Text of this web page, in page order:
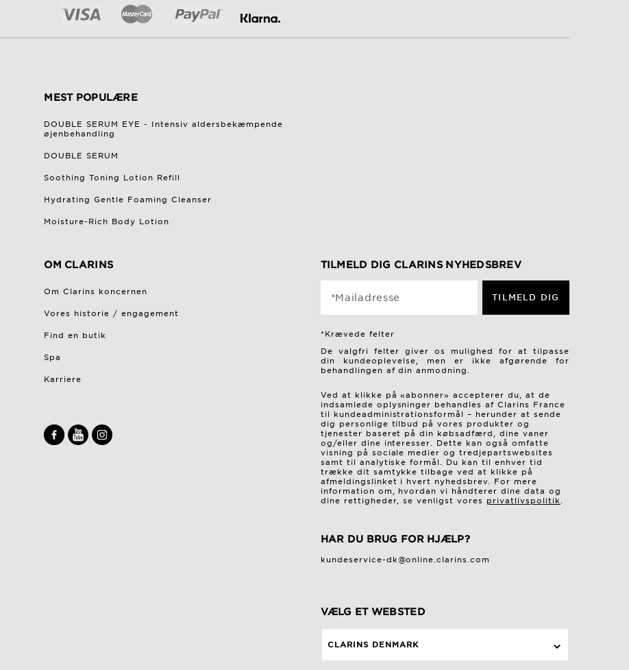
MEST POPULÆRE
DOUBLE SERUM EYE - Intensiv aldersbekæmpende
øjenbehandling
DOUBLE SERUM
Soothing Toning Lotion Refill
Hydrating Gentle Foaming Cleanser
Moisture-Rich Body Lotion
OM CLARINS
Om Clarins koncernen
Vores historie / engagement
Find en butik
Spa
Karriere
TILMELD DIG CLARINS NYHEDSBREV
*Mailadresse TILMELD DIG
*Krævede felter
De valgfri felter giver os mulighed for at tilpasse
din kundeoplevelse, men er ikke afgørende for
behandlingen af ​​din anmodning.
Ved at klikke på «abonner» accepterer du, at de
indsamlede oplysninger behandles af Clarins France
til kundeadministrationsformål – herunder at sende
dig personlige tilbud på vores produkter og
tjenester baseret på din købsadfærd, dine vaner
og/eller dine interesser. Dette kan også omfatte
visning på sociale medier og tredjepartswebsites
samt til analytiske formål. Du kan til enhver tid
trække dit samtykke tilbage ved at klikke på
afmeldingslinket i hvert nyhedsbrev. For mere
information om, hvordan vi håndterer dine data og
dine rettigheder, se venligst vores privatlivspolitik
HAR DU BRUG FOR HJÆLP?
kundeservice-dk@online.clarins.com
VÆLG ET WEBSTED
CLARINS DENMARK